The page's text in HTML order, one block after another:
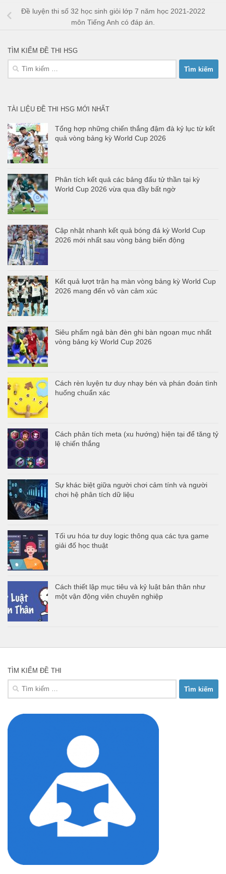
Đề luyện thi số 32 học sinh giỏi lớp 7 năm học 2021-2022
môn Tiếng Anh có đáp án.
TÌM KIẾM ĐỀ THI HSG
Tìm
TÀI LIỆU ĐỀ THI HSG MỚI NHẤT
Tổng hợp những chiến thắng đậm đà kỷ lục từ kết
quả vòng bảng kỳ World Cup 2026
Phân tích kết quả các bảng đấu tử thần tại kỳ
World Cup 2026 vừa qua đầy bất ngờ
Cập nhật nhanh kết quả bóng đá kỳ World Cup
2026 mới nhất sau vòng bảng biến động
Kết quả lượt trận hạ màn vòng bảng kỳ World Cup
2026 mang đến vô vàn cảm xúc
Siêu phẩm ngả bàn đèn ghi bàn ngoạn mục nhất
vòng bảng kỳ World Cup 2026
Cách rèn luyện tư duy nhạy bén và phán đoán tình
huống chuẩn xác
Cách phân tích meta (xu hướng) hiện tại để tăng tỷ
lệ chiến thắng
Sự khác biệt giữa người chơi cảm tính và người
chơi hệ phân tích dữ liệu
Tối ưu hóa tư duy logic thông qua các tựa game
giải đố học thuật
Cách thiết lập mục tiêu và kỷ luật bản thân như
một vận động viên chuyên nghiệp
TÌM KIẾM ĐỀ THI
Tìm